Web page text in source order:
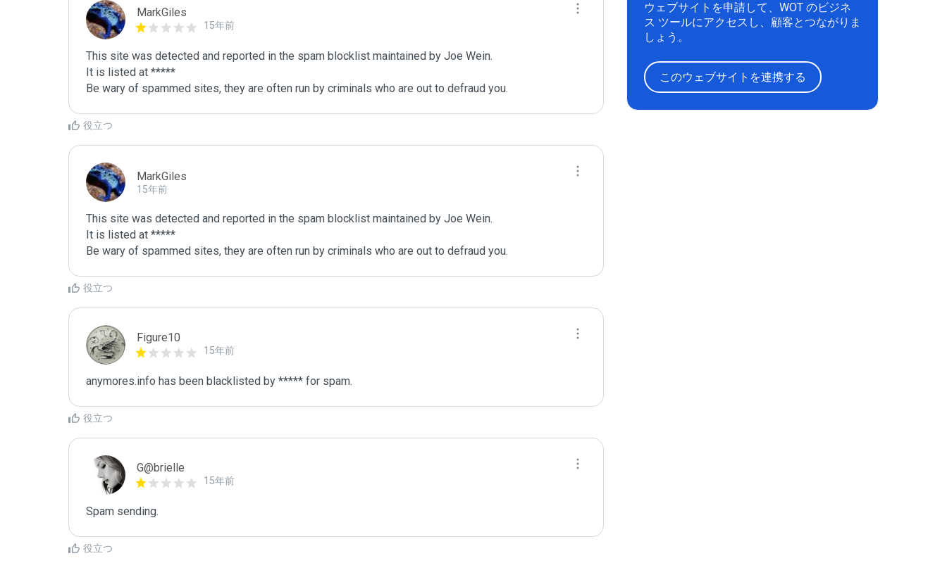
MarkGiles
15年前
This site was detected and reported in the spam blocklist maintained by Joe Wein.
It is listed at *****
Be wary of spammed sites, they are often run by criminals who are out to defraud you.
役立つ
MarkGiles
15年前
This site was detected and reported in the spam blocklist maintained by Joe Wein.
It is listed at *****
Be wary of spammed sites, they are often run by criminals who are out to defraud you.
役立つ
Figure10
15年前
anymores.info has been blacklisted by ***** for spam.
役立つ
G@brielle
15年前
Spam sending.
役立つ
ウェブサイトを申請して、WOT のビジネ
ス ツールにアクセスし、顧客とつながりま
しょう。
このウェブサイトを連携する